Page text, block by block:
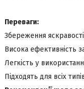
Переваги:
Збереження
Висока ефективність
Легкість у
Підходять для всіх